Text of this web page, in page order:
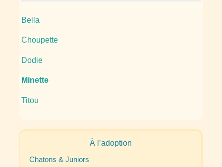
Bella
Choupette
Dodie
Minette
Titou
À l’adoption
Chatons & Juniors